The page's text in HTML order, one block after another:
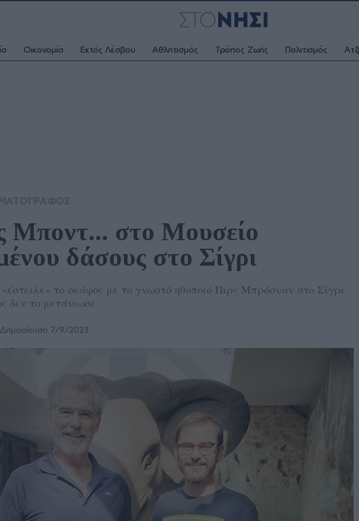
Οικονομία Εκτός Λέσβου Αθλητισμός Τρόπος Ζωής Πολιτισμός
Μποντ... στο Μουσείο
δάσους στο Σίγρι
το σκάφος με το γνωστό ηθοποιό Πιρς Μπρόσναν στο Σίγρι
δεν το μετάνιωσε
Δημοσίευση 7/9/2023